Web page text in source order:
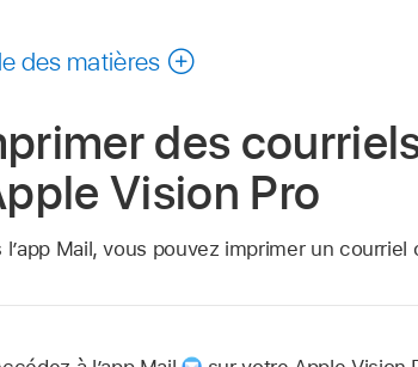
des matières
des
Vision Pro
l’app Mail, vous pouvez imprimer un